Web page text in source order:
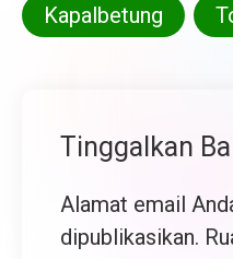
Kapalbetung
Tinggalkan
Alamat email
dipublikasikan.